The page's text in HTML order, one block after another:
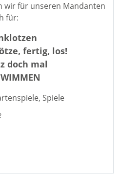
wir für unseren Mandanten
für:
fertig, los!
doch mal
Spiele